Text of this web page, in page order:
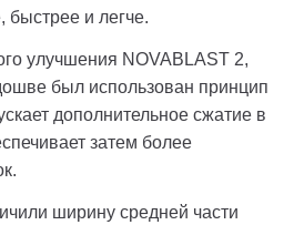
быстрее и легче.
улучшения NOVABLAST 2,
был использован принцип
дополнительное сжатие в
затем более
ширину средней части